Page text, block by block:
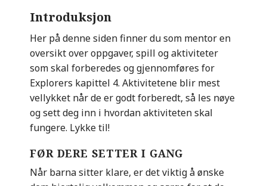
Introduksjon
Her på denne siden finner du som mentor en
oversikt over oppgaver, spill og aktiviteter
som skal forberedes og gjennomføres for
Explorers kapittel 4. Aktivitetene blir mest
vellykket når de er godt forberedt, så les nøye
og sett deg inn i hvordan aktiviteten skal
fungere. Lykke til!
FØR DERE SETTER I GANG
Når barna sitter klare, er det viktig å ønske